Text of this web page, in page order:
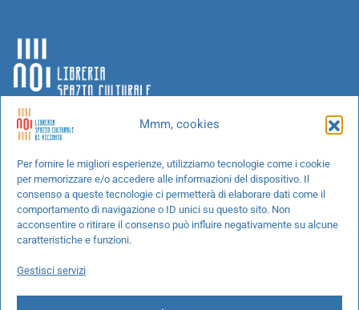
Mmm, cookies
Per fornire le migliori esperienze, utilizziamo tecnologie come i cookie
per memorizzare e/o accedere alle informazioni del dispositivo. Il
consenso a queste tecnologie ci permetterà di elaborare dati come il
comportamento di navigazione o ID unici su questo sito. Non
acconsentire o ritirare il consenso può influire negativamente su alcune
caratteristiche e funzioni.
Gestisci servizi
Chi siamo
Progetti speciali
Richiedi un libro
Spedizioni
Cookie Policy